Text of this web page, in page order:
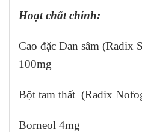
Hoạt chất chính:
Cao đặc Đan sâm (Radix
100mg
Bột tam thất (Radix
Borneol 4mg